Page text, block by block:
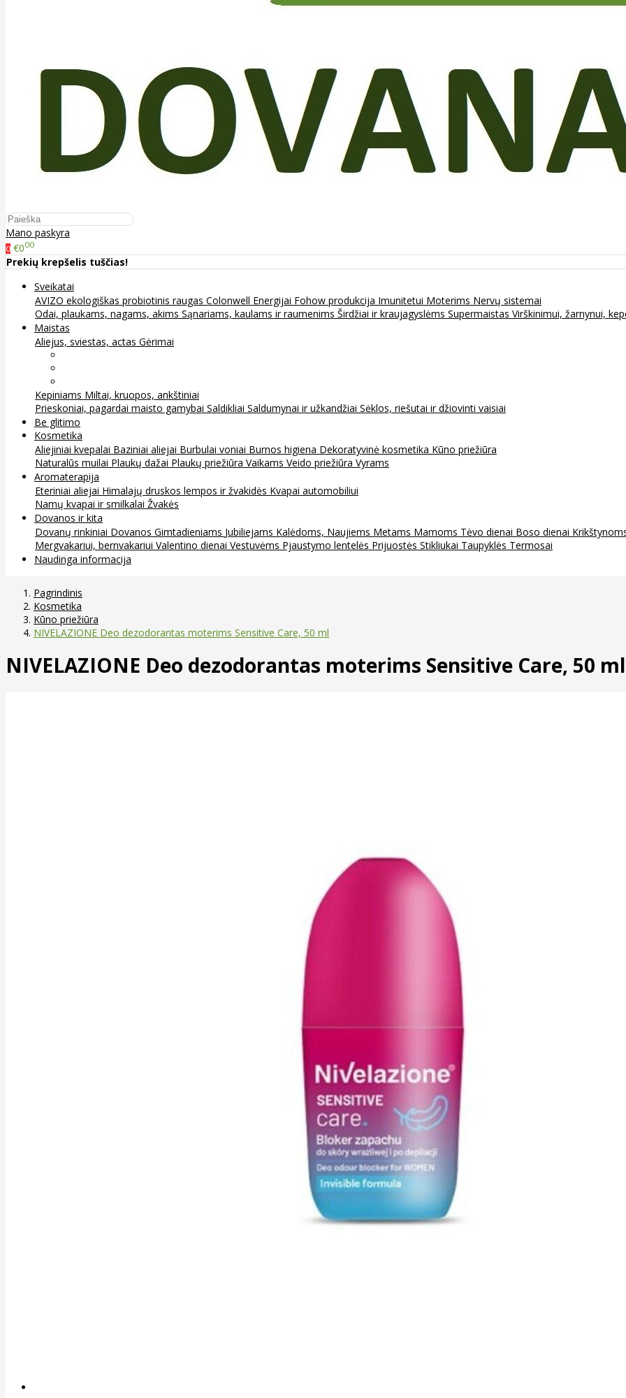
Mano paskyra
0 €000
Prekių krepšelis tuščias!
Sveikatai
AVIZO ekologiškas probiotinis raugas Colonwell Energijai Fohow produkcija Imunitetui Moterims Nervų sistemai
Odai, plaukams, nagams, akims Sąnariams, kaulams ir raumenims Širdžiai ir kraujagyslėms Supermaistas Virškinimui, žarnynui,
Maistas
Aliejus, sviestas, actas Gėrimai
Kepiniams Miltai, kruopos, ankštiniai
Prieskoniai, pagardai maisto gamybai Saldikliai Saldumynai ir užkandžiai Sėklos, riešutai ir džiovinti vaisiai
Be glitimo
Kosmetika
Aliejiniai kvepalai Baziniai aliejai Burbulai voniai Burnos higiena Dekoratyvinė kosmetika Kūno priežiūra
Naturalūs muilai Plaukų dažai Plaukų priežiūra Vaikams Veido priežiūra Vyrams
Aromaterapija
Eteriniai aliejai Himalajų druskos lempos ir žvakidės Kvapai automobiliui
Namų kvapai ir smilkalai Žvakės
Dovanos ir kita
Dovanų rinkiniai Dovanos Gimtadieniams Jubiliejams Kalėdoms, Naujiems Metams Mamoms Tėvo dienai Boso dienai
Mergvakariui, bernvakariui Valentino dienai Vestuvėms Pjaustymo lentelės Prijuostės Stikliukai Taupyklės Termosai
Naudinga informacija
Pagrindinis
Kosmetika
Kūno priežiūra
NIVELAZIONE Deo dezodorantas moterims Sensitive Care, 50 ml
NIVELAZIONE Deo dezodorantas moterims Sensitive Care, 50 ml